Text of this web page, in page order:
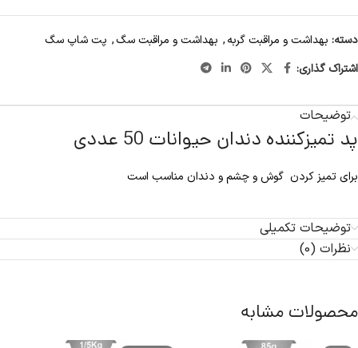
دسته: بهداشت و مراقبت گربه, بهداشت و مراقبت سگ, پت شاپ سگ
اشتراک گذاری:
توضیحات
پد تمیزکننده دندان حیوانات 50 عددی
برای تمیز کردن گوش و چشم و دندان مناسب است
توضیحات تکمیلی
نظرات (0)
محصولات مشابه